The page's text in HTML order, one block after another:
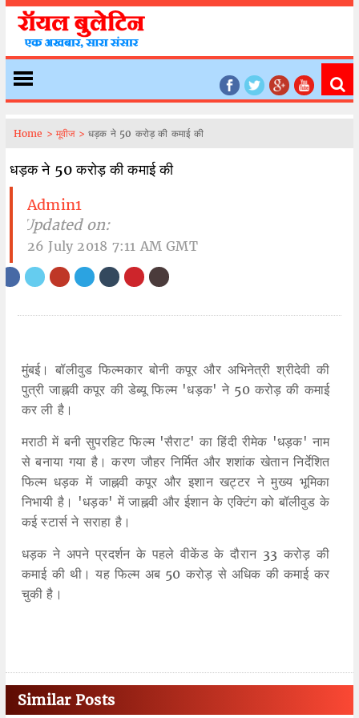
Home > मूवीज >धड़क ने 50 करोड़ की कमाई की
धड़क ने 50 करोड़ की कमाई की
Admin1
| Updated on:
26 July 2018 7:11 AM GMT
मुंबई। बॉलीवुड फिल्मकार बोनी कपूर और अभिनेत्री श्रीदेवी की
पुत्री जाह्नवी कपूर की डेब्यू फिल्म 'धड़क' ने 50 करोड़ की कमाई
कर ली है।
मराठी में बनी सुपरहिट फिल्म 'सैराट' का हिंदी रीमेक 'धड़क' नाम
से बनाया गया है। करण जौहर निर्मित और शशांक खेतान निर्देशित
फिल्म धड़क में जाह्नवी कपूर और इशान खट्टर ने मुख्य भूमिका
निभायी है। 'धड़क' में जाह्नवी और ईशान के एक्टिंग को बॉलीवुड के
कई स्टार्स ने सराहा है।
धड़क ने अपने प्रदर्शन के पहले वीकेंड के दौरान 33 करोड़ की
कमाई की थी। यह फिल्म अब 50 करोड़ से अधिक की कमाई कर
चुकी है।
Similar Posts